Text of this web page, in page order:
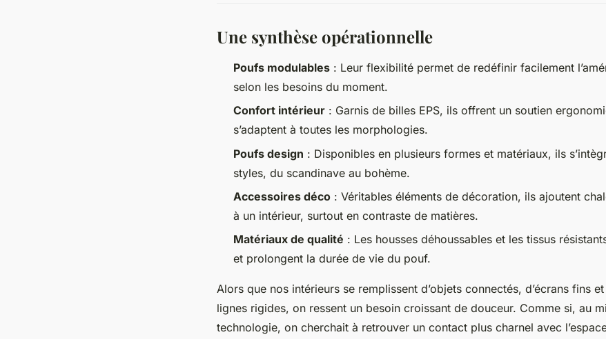
Une synthèse opérationnelle
Poufs modulables : Leur flexibilité permet de redéfinir facilement
selon les besoins du moment.
Confort intérieur : Garnis de billes EPS, ils offrent un soutien
s’adaptent à toutes les morphologies.
Poufs design : Disponibles en plusieurs formes et matériaux, ils
styles, du scandinave au bohème.
Accessoires déco : Véritables éléments de décoration, ils ajoutent
à un intérieur, surtout en contraste de matières.
Matériaux de qualité : Les housses déhoussables et les tissus
et prolongent la durée de vie du pouf.
Alors que nos intérieurs se remplissent d’objets connectés, d’écrans fins
lignes rigides, on ressent un besoin croissant de douceur. Comme si, au
technologie, on cherchait à retrouver un contact plus charnel avec